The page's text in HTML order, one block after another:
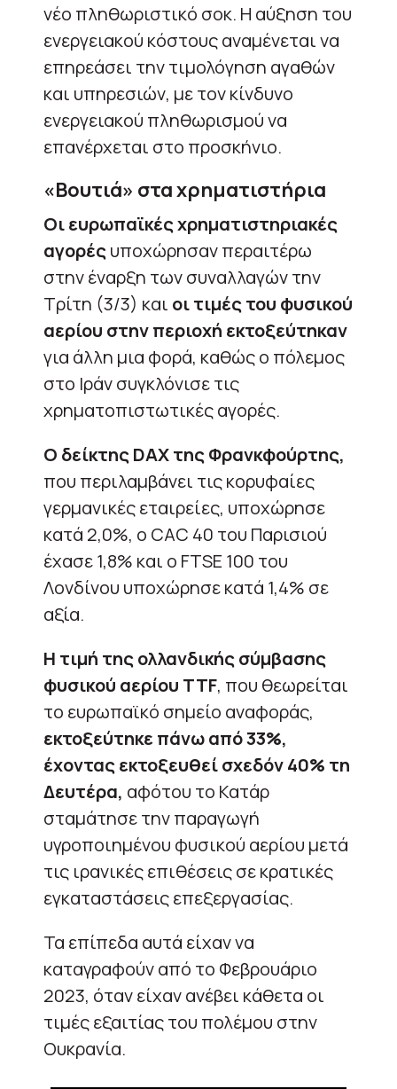
νέο πληθωριστικό σοκ. Η αύξηση του
ενεργειακού κόστους αναμένεται να
επηρεάσει την τιμολόγηση αγαθών
και υπηρεσιών, με τον κίνδυνο
ενεργειακού πληθωρισμού να
επανέρχεται στο προσκήνιο.
«Βουτιά» στα χρηματιστήρια
Οι ευρωπαϊκές χρηματιστηριακές
αγορέςυποχώρησαν περαιτέρω
στην έναρξη των συναλλαγών την
Τρίτη (3/3) και οι τιμές του φυσικού
αερίου στην περιοχή εκτοξεύτηκαν
για άλλη μια φορά, καθώς ο πόλεμος
στο Ιράν συγκλόνισε τις
χρηματοπιστωτικές αγορές.
Ο δείκτης DAX της Φρανκφούρτης,
που περιλαμβάνει τις κορυφαίες
γερμανικές εταιρείες, υποχώρησε
κατά 2,0%, ο CAC 40 του Παρισιού
έχασε 1,8% και ο FTSE 100 του
Λονδίνου υποχώρησε κατά 1,4% σε
αξία.
Η τιμή της ολλανδικής σύμβασης
φυσικού αερίου TTF, που θεωρείται
το ευρωπαϊκό σημείο αναφοράς,
εκτοξεύτηκε πάνω από 33%,
έχοντας εκτοξευθεί σχεδόν 40% τη
Δευτέρα, αφότου το Κατάρ
σταμάτησε την παραγωγή
υγροποιημένου φυσικού αερίου μετά
τις ιρανικές επιθέσεις σε κρατικές
εγκαταστάσεις επεξεργασίας.
Τα επίπεδα αυτά είχαν να
καταγραφούν από το Φεβρουάριο
2023, όταν είχαν ανέβει κάθετα οι
τιμές εξαιτίας του πολέμου στην
Ουκρανία.